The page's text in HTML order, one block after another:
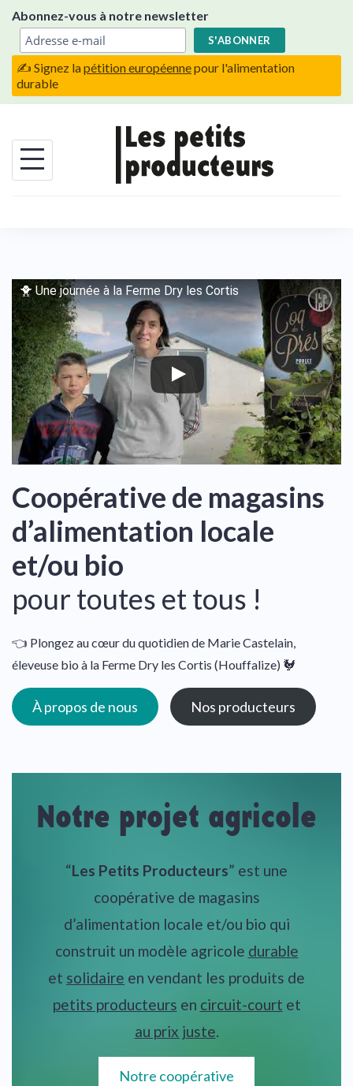
content
Abonnez-vous à notre newsletter
✍️ Signez lapétition européennepour l'alimentation
durable
🐥 Une journée à la Ferme Dry les Cortis
Coopérative de magasins
d’alimentation locale
et/ou bio
pour toutes et tous !
👈 Plongez au cœur du quotidien de Marie Castelain,
éleveuse bio à la Ferme Dry les Cortis (Houffalize) 🐓
À propos de nous Nos producteurs
Notre projet agricole
“Les Petits Producteurs” est une
coopérative de magasins
d’alimentation locale et/ou bio qui
construit un modèle agricole durable
et solidaire en vendant les produits de
petits producteurs en circuit-court et
au prix juste.
Notre coopérative